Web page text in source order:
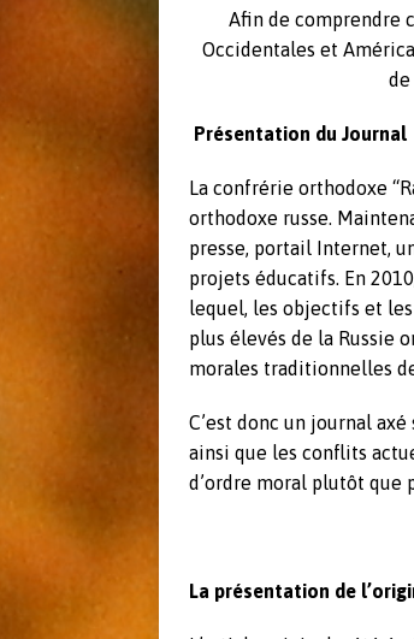
o
ea
e
r
Afin de comprendre
Occidentales et
de
Présentation du Journal
La confrérie orthodoxe
orthodoxe russe.
presse, portail Internet,
projets éducatifs. En
lequel, les objectifs et
plus élevés de la Russie
morales traditionnelles
C’est donc un journal
ainsi que les conflits
d’ordre moral plutôt que
La présentation de